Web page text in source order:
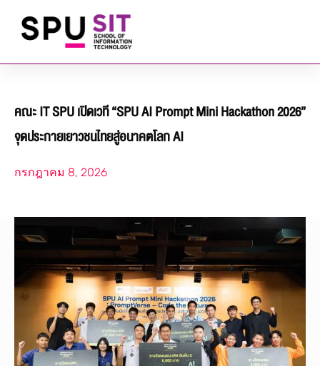
คณะ IT SPU เปิดเวที “SPU AI Prompt Mini Hackathon 2026”
จุดประกายเยาวชนไทยสู่อนาคตโลก AI
กรกฎาคม 8, 2026